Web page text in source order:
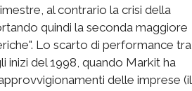
al contrario la crisi della
quindi la seconda maggiore
Lo scarto di performance tra
inizi del 1998, quando Markit ha
delle imprese (il